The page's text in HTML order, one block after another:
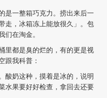
是一整箱巧克力。捞出来后一
走，冰箱冻上能放很久」。包
在淘金。
里都是臭的烂的，有的更是视
跟我科普：
酸奶这种，摸着是冰的，说明
水果要好好检查，拿回去还要